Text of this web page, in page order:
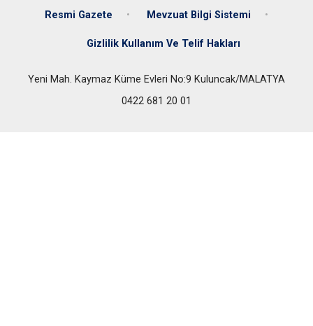
Resmi Gazete Mevzuat Bilgi Sistemi
Gizlilik Kullanım Ve Telif Hakları
Yeni Mah. Kaymaz Küme Evleri No:9 Kuluncak/MALATYA
0422 681 20 01